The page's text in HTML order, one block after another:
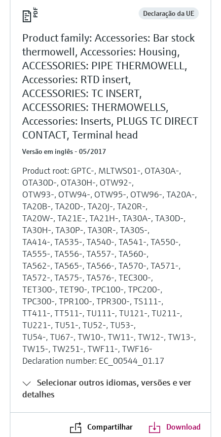
Declaração da UE
Product family: Accessories: Bar stock
thermowell, Accessories: Housing,
ACCESSORIES: PIPE THERMOWELL,
Accessories: RTD insert,
ACCESSORIES: TC INSERT,
ACCESSORIES: THERMOWELLS,
Accessories: Inserts, PLUGS TC DIRECT
CONTACT, Terminal head
Versão em inglês - 05/2017
Product root: GPTC-, MLTWS01-, OTA30A-,
OTA30D-, OTA30H-, OTW92-,
OTW93-, OTW94-, OTW95-, OTW96-, TA20A-,
TA20B-, TA20D-, TA20J-, TA20R-,
TA20W-, TA21E-, TA21H-, TA30A-, TA30D-,
TA30H-, TA30P-, TA30R-, TA30S-,
TA414-, TA535-, TA540-, TA541-, TA550-,
TA555-, TA556-, TA557-, TA560-,
TA562-, TA565-, TA566-, TA570-, TA571-,
TA572-, TA575-, TA576-, TEC300-,
TET300-, TET90-, TPC100-, TPC200-,
TPC300-, TPR100-, TPR300-, TS111-,
TT411-, TT511-, TU111-, TU121-, TU211-,
TU221-, TU51-, TU52-, TU53-,
TU54-, TU67-, TW10-, TW11-, TW12-, TW13-,
TW15-, TW251-, TWF11-, TWF16-
Declaration number: EC_00544_01.17
Selecionar outros idiomas, versões e ver
detalhes
Compartilhar Download